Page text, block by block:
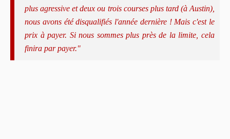
plus agressive et deux ou trois courses plus tard (à Austin),
nous avons été disqualifiés l'année dernière ! Mais c'est le
prix à payer. Si nous sommes plus près de la limite, cela
finira par payer."